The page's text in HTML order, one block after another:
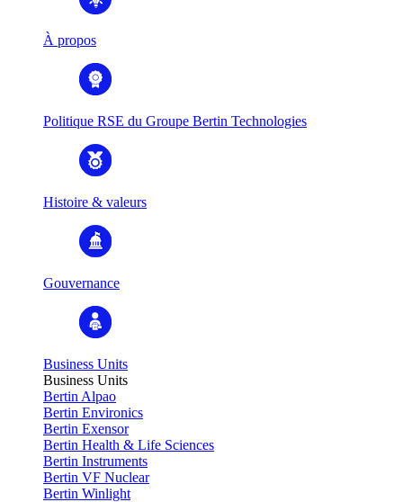
À propos
Politique RSE du Groupe Bertin Technologies
Histoire & valeurs
Gouvernance
Business Units
Business Units
Bertin Alpao
Bertin Environics
Bertin Exensor
Bertin Health & Life Sciences
Bertin Instruments
Bertin VF Nuclear
Bertin Winlight